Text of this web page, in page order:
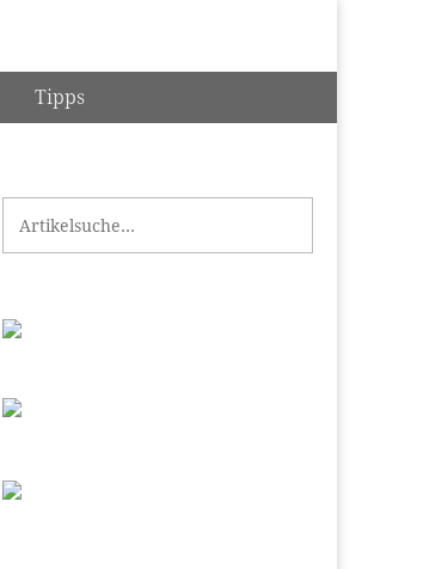
Tipps